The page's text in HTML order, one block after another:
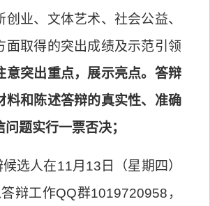
创业、文体艺术、社会公益、
面取得的突出成绩及示范引领
意突出重点，展示亮点。答辩
料和陈述答辩的真实性、准确
题实行一票否决；
选人在11月13日（星期四）
辩工作QQ群1019720958，